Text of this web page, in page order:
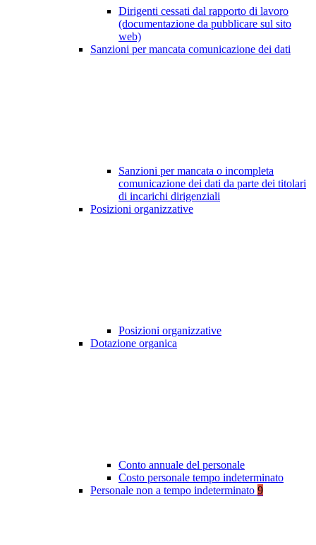
Dirigenti cessati dal rapporto di lavoro
(documentazione da pubblicare sul sito
web)
Sanzioni per mancata comunicazione dei dati
Sanzioni per mancata o incompleta
comunicazione dei dati da parte dei titolari
di incarichi dirigenziali
Posizioni organizzative
Posizioni organizzative
Dotazione organica
Conto annuale del personale
Costo personale tempo indeterminato
Personale non a tempo indeterminato 9